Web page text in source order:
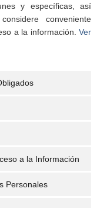
y específicas, así
conveniente
a la información. Ver
a la Información
Personales